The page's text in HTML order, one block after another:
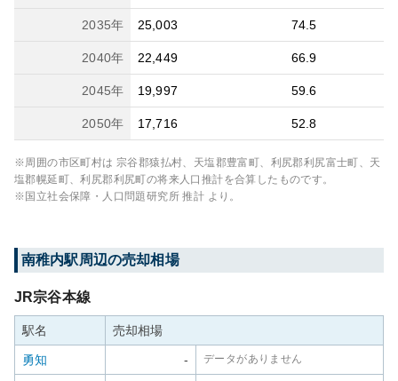
2035年 25,003 74.5
2040年 22,449 66.9
2045年 19,997 59.6
2050年 17,716 52.8
※周囲の市区町村は 宗谷郡猿払村、天塩郡豊富町、利尻郡利尻富士町、天
塩郡幌延町、利尻郡利尻町の将来人口推計を合算したものです。
※国立社会保障・人口問題研究所 推計 より。
南稚内駅周辺の売却相場
JR宗谷本線
駅名 売却相場
勇知 - データがありません